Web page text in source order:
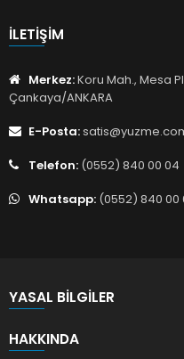
İLETIŞIM
Merkez:Koru Mah., Mesa
Çankaya/ANKARA
E-Posta:
Telefon: (0552) 840 00 04
Whatsapp: (0552) 840 00
YASAL BILGILER
HAKKINDA